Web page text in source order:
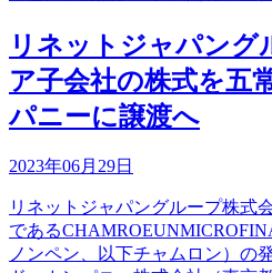
リネットジャパング
ア子会社の株式を五
パニーに譲渡へ
2023年06月29日
リネットジャパングループ株式
である
ノンペン、以下チャムロン）の